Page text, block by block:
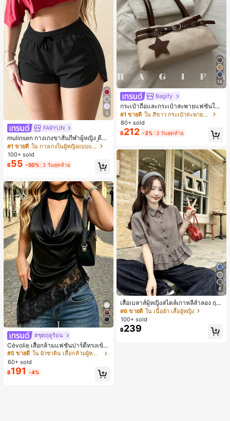
5
FARYUN
mulinsen กางเกงขาสั้นกีฬาผู้หญิง ดีไซ
น์ปลายเปิด เอวยืดหยุ่น กางเกงขาสั้น
ลำลองกีฬาฤดูร้อน ความยาว 3/4
#1 ขายดี
ใน กางเกงในผู้หญิงแบบแอคทีฟ
100+ sold
฿55 -50% 3 วันสุดท้าย
#ชุดฤดูร้อน
Cévolie เสื้อกล้ามแฟชั่นปาร์ตี้ทรงเข้า
รูป เซ็กซี่ คอเดรป คอคาวล์ จับย่น แต่ง
ลูกไม้ ดีไซน์ต่อผ้า เปิดหลัง แขนกุด
#5 ขายดี
ใน ผ้าซาติน เสื้อกล้ามผู้หญิง & Camis
60+ sold
฿191 -4%
14
Bagify
กระเป๋าถือและกระเป๋าสะพายแฟชั่นให
ม่ ตกแต่งด้วยเข็มขัด เหมาะสำหรับงาน
ปาร์ตี้ การรวมตัว การออกไปข้างนอก ก
ารท่องเที่ยว การช้อปปิ้ง และการใช้งาน
ประจำวัน สามารถเก็บเหรียญ โทรศัพท์
เหมาะสำหรับกระเป๋าทำงานของพนักง
านออฟฟิศ นักศึกษามหาวิทยาลัย และ
พนักงานออฟฟิศ กระเป๋าผู้หญิงที่หรูหรา
#1 ขายดี
ใน สีขาว กระเป๋าสะพายผู้หญิง
80+ sold
฿212 -3% 3 วันสุดท้าย
4
เสื้อเบลาส์ผู้หญิงสไตล์เกาหลีลำลอง ฤดู
ใบไม้ผลิ/ฤดูร้อนใหม่ ชายระบาย ชิคแล
ะหรูหรา
#6 ขายดี ใน เนื้อผ้า เสื้อผู้หญิง
100+ sold
฿239